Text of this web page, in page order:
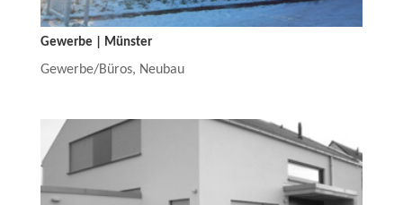
Gewerbe | Münster
Gewerbe/Büros, Neubau